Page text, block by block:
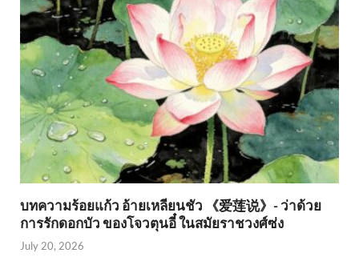
บทความร้อยแก้ว อ้ายเหลียนชัว 《爱莲说》- ว่าด้วย
การรักดอกบัว ของโจวตุนอี๋ ในสมัยราชวงศ์ซ่ง
July 20, 2026